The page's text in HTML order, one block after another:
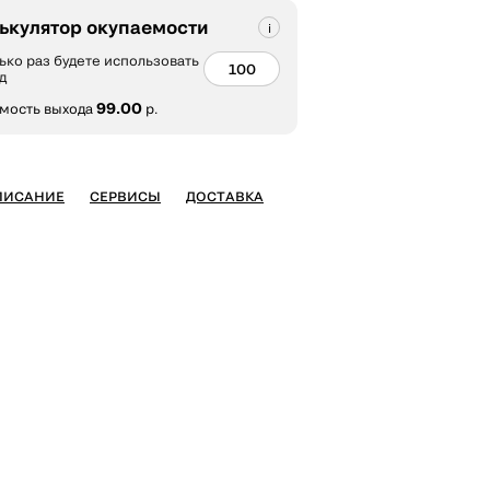
окупаемости
раз будете использовать
выхода 99.00 р.
СЕРВИСЫ ДОСТАВКА